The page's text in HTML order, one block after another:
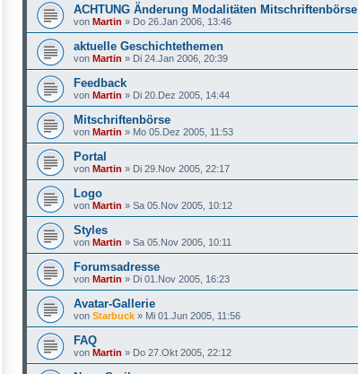
ACHTUNG Änderung Modalitäten Mitschriftenbörse
von Martin » Do 26.Jan 2006, 13:46
aktuelle Geschichtethemen
von Martin » Di 24.Jan 2006, 20:39
Feedback
von Martin » Di 20.Dez 2005, 14:44
Mitschriftenbörse
von Martin » Mo 05.Dez 2005, 11:53
Portal
von Martin » Di 29.Nov 2005, 22:17
Logo
von Martin » Sa 05.Nov 2005, 10:12
Styles
von Martin » Sa 05.Nov 2005, 10:11
Forumsadresse
von Martin » Di 01.Nov 2005, 16:23
Avatar-Gallerie
von Starbuck » Mi 01.Jun 2005, 11:56
FAQ
von Martin » Do 27.Okt 2005, 22:12